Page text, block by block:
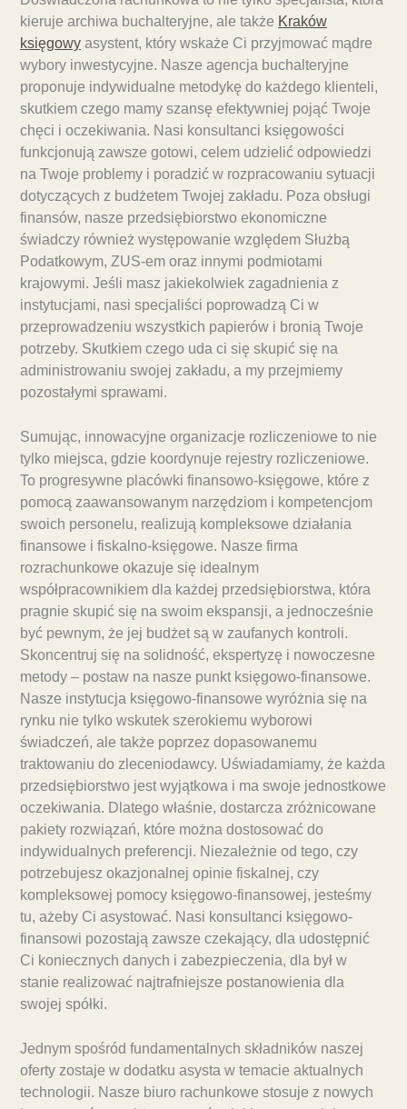
kieruje archiwa buchalteryjne, ale także Kraków
księgowy asystent, który wskaże Ci przyjmować mądre
wybory inwestycyjne. Nasze agencja buchalteryjne
proponuje indywidualne metodykę do każdego klienteli,
skutkiem czego mamy szansę efektywniej pojąć Twoje
chęci i oczekiwania. Nasi konsultanci księgowości
funkcjonują zawsze gotowi, celem udzielić odpowiedzi
na Twoje problemy i poradzić w rozpracowaniu sytuacji
dotyczących z budżetem Twojej zakładu. Poza obsługi
finansów, nasze przedsiębiorstwo ekonomiczne
świadczy również występowanie względem Służbą
Podatkowym, ZUS-em oraz innymi podmiotami
krajowymi. Jeśli masz jakiekolwiek zagadnienia z
instytucjami, nasi specjaliści poprowadzą Ci w
przeprowadzeniu wszystkich papierów i bronią Twoje
potrzeby. Skutkiem czego uda ci się skupić się na
administrowaniu swojej zakładu, a my przejmiemy
pozostałymi sprawami.
Sumując, innowacyjne organizacje rozliczeniowe to nie
tylko miejsca, gdzie koordynuje rejestry rozliczeniowe.
To progresywne placówki finansowo-księgowe, które z
pomocą zaawansowanym narzędziom i kompetencjom
swoich personelu, realizują kompleksowe działania
finansowe i fiskalno-księgowe. Nasze firma
rozrachunkowe okazuje się idealnym
współpracownikiem dla każdej przedsiębiorstwa, która
pragnie skupić się na swoim ekspansji, a jednocześnie
być pewnym, że jej budżet są w zaufanych kontroli.
Skoncentruj się na solidność, ekspertyzę i nowoczesne
metody – postaw na nasze punkt księgowo-finansowe.
Nasze instytucja księgowo-finansowe wyróżnia się na
rynku nie tylko wskutek szerokiemu wyborowi
świadczeń, ale także poprzez dopasowanemu
traktowaniu do zleceniodawcy. Uświadamiamy, że każda
przedsiębiorstwo jest wyjątkowa i ma swoje jednostkowe
oczekiwania. Dlatego właśnie, dostarcza zróżnicowane
pakiety rozwiązań, które można dostosować do
indywidualnych preferencji. Niezależnie od tego, czy
potrzebujesz okazjonalnej opinie fiskalnej, czy
kompleksowej pomocy księgowo-finansowej, jesteśmy
tu, ażeby Ci asystować. Nasi konsultanci księgowo-
finansowi pozostają zawsze czekający, dla udostępnić
Ci koniecznych danych i zabezpieczenia, dla był w
stanie realizować najtrafniejsze postanowienia dla
swojej spółki.
Jednym spośród fundamentalnych składników naszej
oferty zostaje w dodatku asysta w temacie aktualnych
technologii. Nasze biuro rachunkowe stosuje z nowych